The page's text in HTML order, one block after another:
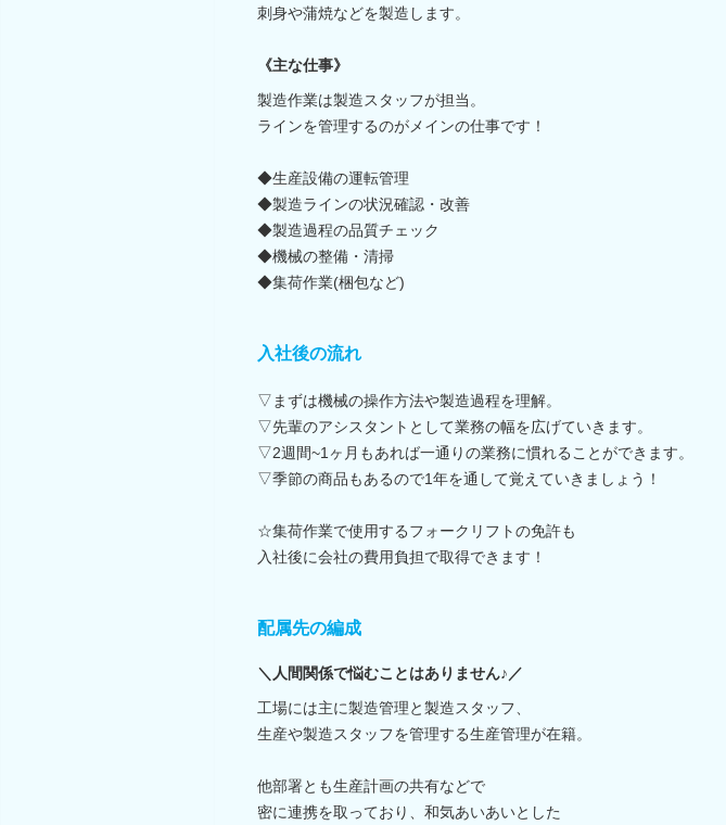
刺身や蒲焼などを製造します。
《主な仕事》
製造作業は製造スタッフが担当。
ラインを管理するのがメインの仕事です！
◆生産設備の運転管理
◆製造ラインの状況確認・改善
◆製造過程の品質チェック
◆機械の整備・清掃
◆集荷作業(梱包など)
入社後の流れ
▽まずは機械の操作方法や製造過程を理解。
▽先輩のアシスタントとして業務の幅を広げていきます。
▽2週間~1ヶ月もあれば一通りの業務に慣れることができます。
▽季節の商品もあるので1年を通して覚えていきましょう！
☆集荷作業で使用するフォークリフトの免許も
入社後に会社の費用負担で取得できます！
配属先の編成
＼人間関係で悩むことはありません♪／
工場には主に製造管理と製造スタッフ、
生産や製造スタッフを管理する生産管理が在籍。
他部署とも生産計画の共有などで
密に連携を取っており、和気あいあいとした